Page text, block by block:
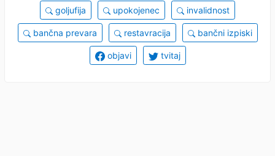
goljufija upokojenec invalidnost
bančna prevara restavracija bančni izpiski
objavi tvitaj